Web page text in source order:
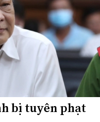
bị tuyên phạt